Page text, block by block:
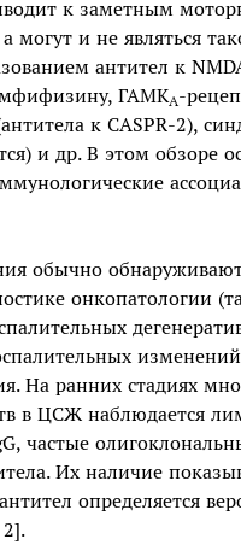
к заметным
могут и не являться
антител к
ГАМКА-
к CASPR-2),
и др. В этом обзоре
обычно
онкопатологии
На ранних стадиях
в ЦСЖ наблюдается
частые
Их наличие
определяется